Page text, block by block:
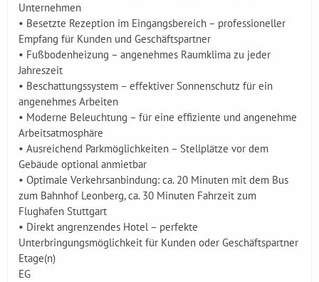
Unternehmen
• Besetzte Rezeption im Eingangsbereich – professioneller
Empfang für Kunden und Geschäftspartner
• Fußbodenheizung – angenehmes Raumklima zu jeder
Jahreszeit
• Beschattungssystem – effektiver Sonnenschutz für ein
angenehmes Arbeiten
• Moderne Beleuchtung – für eine effiziente und angenehme
Arbeitsatmosphäre
• Ausreichend Parkmöglichkeiten – Stellplätze vor dem
Gebäude optional anmietbar
• Optimale Verkehrsanbindung: ca. 20 Minuten mit dem Bus
zum Bahnhof Leonberg, ca. 30 Minuten Fahrzeit zum
Flughafen Stuttgart
• Direkt angrenzendes Hotel – perfekte
Unterbringungsmöglichkeit für Kunden oder Geschäftspartner
Etage(n)
EG